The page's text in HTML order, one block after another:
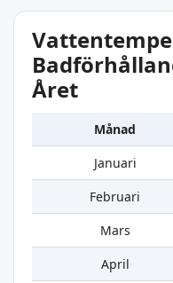
Året
Månad
Januari
Februari
Mars
April